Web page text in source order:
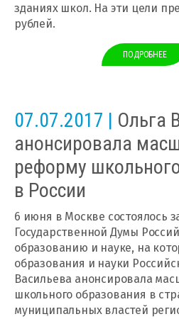
зданиях школ. На эти цели
рублей.
ПОДРОБНЕЕ
07.07.2017 | Ольга
анонсировала
реформу
в России
6 июня в Москве состоялось
Государственной Думы
образованию и науке, на
образования и науки
Васильева анонсировала
школьного образования в
муниципальных властей